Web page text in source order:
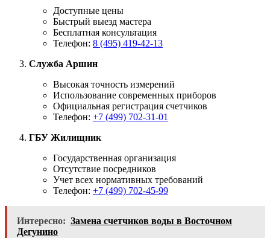
Доступные цены
Быстрый выезд мастера
Бесплатная консультация
Телефон: 8 (495) 419-42-13
Служба Аршин
Высокая точность измерений
Использование современных приборов
Официальная регистрация счетчиков
Телефон: +7 (499) 702-31-01
ГБУ Жилищник
Государственная организация
Отсутствие посредников
Учет всех нормативных требований
Телефон: +7 (499) 702-45-99
Интересно: Замена счетчиков воды в Восточном
Дегунино